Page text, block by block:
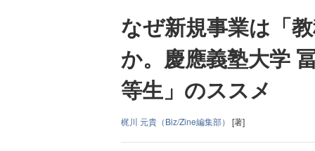
なぜ新規事業は「
か。慶應義塾大学
等生」のススメ
梶川 元貴（Biz/Zine編集部） [著]